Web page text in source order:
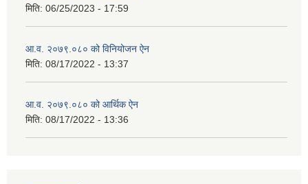
मिति: 06/25/2023 - 17:59
आ.व. २०७९.०८० को विनियोजन ऐन
मिति: 08/17/2022 - 13:37
आ.व. २०७९.०८० को आर्थिक ऐन
मिति: 08/17/2022 - 13:36